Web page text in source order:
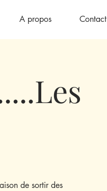
A propos Contact
de sortir des